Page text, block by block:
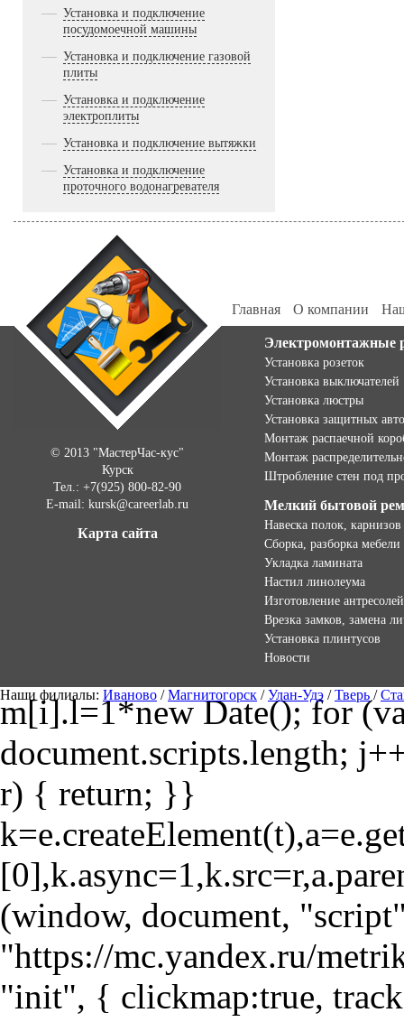
Установка и подключение
посудомоечной машины
Установка и подключение газовой
плиты
Установка и подключение
электроплиты
Установка и подключение вытяжки
Установка и подключение
проточного водонагревателя
Главная О компании
© 2013 "МастерЧас-кус"
Курск
Тел.: +7(925) 800-82-90
E-mail: kursk@careerlab.ru
Карта сайта
Электромонтажные
Установка розеток
Установка выключателей
Установка люстры
Установка защитных
Монтаж распаечной
Монтаж
Штробление стен под
Мелкий бытовой
Навеска полок, карнизов
Сборка, разборка мебели
Укладка ламината
Настил линолеума
Изготовление антресолей
Врезка замков, замена
Установка плинтусов
Новости
Наши филиалы: Иваново /Магнитогорск /Улан-Удэ /Тверь /
m[i].l=1*new Date(); for
document.scripts.length;
r) { return; }}
(window, document,
"https://mc.yandex.ru/
"init", { clickmap:true,